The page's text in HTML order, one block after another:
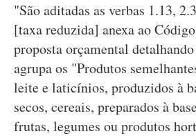
"São aditadas as verbas 1.13,
[taxa reduzida] anexa ao
proposta orçamental
agrupa os "Produtos
leite e laticínios, produzidos à
secos, cereais, preparados à
frutas, legumes ou produtos